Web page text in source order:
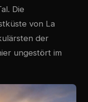
Die
von La
der
ungestört im